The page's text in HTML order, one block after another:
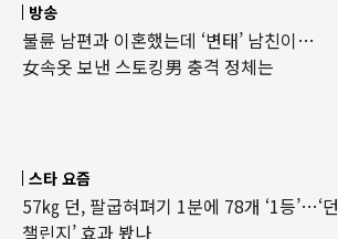
방송
불륜 남편과 이혼했는데 ‘변태’ 남친이…
女속옷 보낸 스토킹男 충격 정체는
스타 요즘
57㎏ 던, 팔굽혀펴기 1분에 78개 ‘1등’…‘던
챌린지’ 효과 봤나